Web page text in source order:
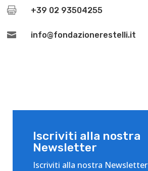
 +39 02 93504255
 info@fondazionerestelli.it
Iscriviti alla nostra
Newsletter
Iscriviti alla nostra Newsletter